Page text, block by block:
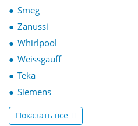
Smeg
Zanussi
Whirlpool
Weissgauff
Teka
Siemens
Показать все